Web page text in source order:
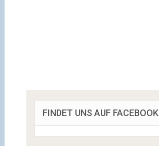
FINDET UNS AUF FACEBOOK